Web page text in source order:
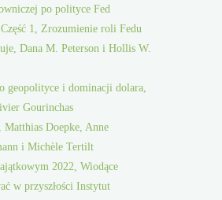
po polityce Fed
1, Zrozumienie roli Fedu
Dana M. Peterson i Hollis W.
geopolityce i dominacji dolara,
Gourinchas
Matthias Doepke, Anne
i Michèle Tertilt
2022, Wiodące
w przyszłości Instytut